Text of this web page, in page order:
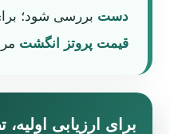
دست بررسی شود؛
قیمت پروتز انگشت
برای ارزیابی